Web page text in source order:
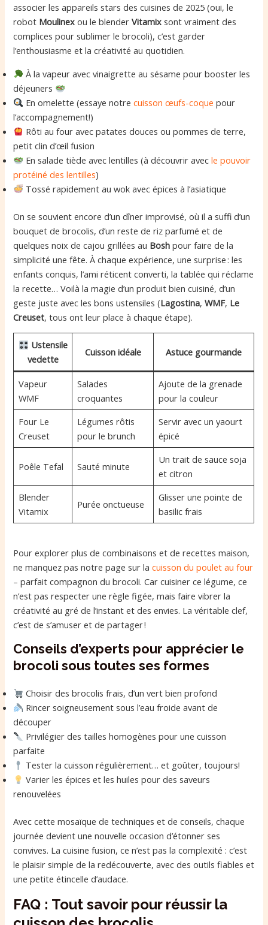
associer les appareils stars des cuisines de 2025 (oui, le
robot Moulinex ou le blenderVitamix sont vraiment des
complices pour sublimer le brocoli), c’est garder
l’enthousiasme et la créativité au quotidien.
À la vapeur avec vinaigrette au sésame pour booster les
déjeuners
En omelette (essaye notrecuisson œufs-coque pour
l’accompagnement!)
Rôti au four avec patates douces ou pommes de terre,
petit clin d’œil fusion
En salade tiède avec lentilles (à découvrir avecle pouvoir
protéiné des lentilles)
Tossé rapidement au wok avec épices à l’asiatique
On se souvient encore d’un dîner improvisé, où il a suffi d’un
bouquet de brocolis, d’un reste de riz parfumé et de
quelques noix de cajou grillées au Bosh pour faire de la
simplicité une fête. À chaque expérience, une surprise : les
enfants conquis, l’ami réticent converti, la tablée qui réclame
la recette… Voilà la magie d’un produit bien cuisiné, d’un
geste juste avec les bons ustensiles (Lagostina,WMF, Le
Creuset, tous ont leur place à chaque étape).
Ustensile
vedette
Cuisson idéale Astuce gourmande
Vapeur
WMF
Salades
croquantes
Ajoute de la grenade
pour la couleur
Four Le
Creuset
Légumes rôtis
pour le brunch
Servir avec un yaourt
épicé
Poêle Tefal Sauté minute
Un trait de sauce soja
et citron
Blender
Vitamix
Purée onctueuse
Glisser une pointe de
basilic frais
Pour explorer plus de combinaisons et de recettes maison,
ne manquez pas notre page sur lacuisson du poulet au four
– parfait compagnon du brocoli. Car cuisiner ce légume, ce
n’est pas respecter une règle figée, mais faire vibrer la
créativité au gré de l’instant et des envies. La véritable clef,
c’est de s’amuser et de partager !
Conseils d’experts pour apprécier le
brocoli sous toutes ses formes
Choisir des brocolis frais, d’un vert bien profond
Rincer soigneusement sous l’eau froide avant de
découper
Privilégier des tailles homogènes pour une cuisson
parfaite
Tester la cuisson régulièrement… et goûter, toujours!
Varier les épices et les huiles pour des saveurs
renouvelées
Avec cette mosaïque de techniques et de conseils, chaque
journée devient une nouvelle occasion d’étonner ses
convives. La cuisine fusion, ce n’est pas la complexité : c’est
le plaisir simple de la redécouverte, avec des outils fiables et
une petite étincelle d’audace.
FAQ : Tout savoir pour réussir la